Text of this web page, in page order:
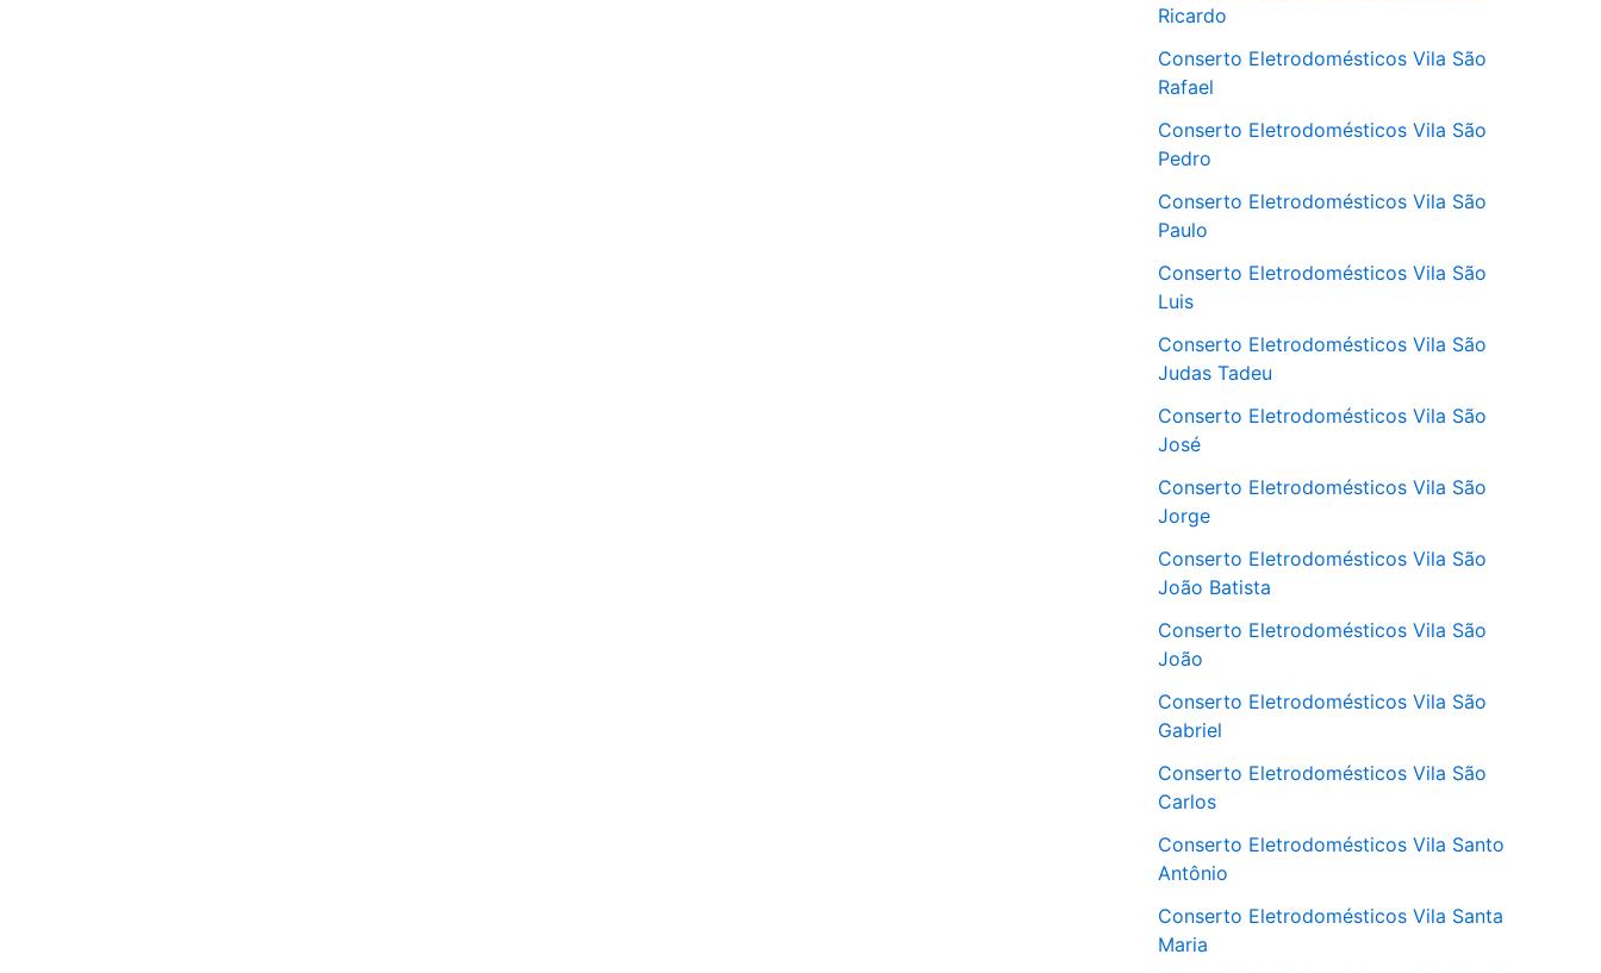
Ricardo
Conserto Eletrodomésticos Vila São
Rafael
Conserto Eletrodomésticos Vila São
Pedro
Conserto Eletrodomésticos Vila São
Paulo
Conserto Eletrodomésticos Vila São
Luis
Conserto Eletrodomésticos Vila São
Judas Tadeu
Conserto Eletrodomésticos Vila São
José
Conserto Eletrodomésticos Vila São
Jorge
Conserto Eletrodomésticos Vila São
João Batista
Conserto Eletrodomésticos Vila São
João
Conserto Eletrodomésticos Vila São
Gabriel
Conserto Eletrodomésticos Vila São
Carlos
Conserto Eletrodomésticos Vila Santo
Antônio
Conserto Eletrodomésticos Vila Santa
Maria